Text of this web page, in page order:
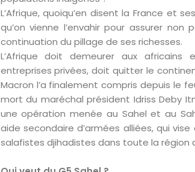
L’Afrique, quoiqu’en disent la France et
qu’on vienne l’envahir pour assurer
continuation du pillage de ses richesses.
L’Afrique doit demeurer aux africains
entreprises privées, doit quitter le
Macron l’a finalement compris depuis le
mort du maréchal président Idriss Deby
une opération menée au Sahel et au
aide secondaire d’armées alliées, qui
salafistes djihadistes dans toute la région